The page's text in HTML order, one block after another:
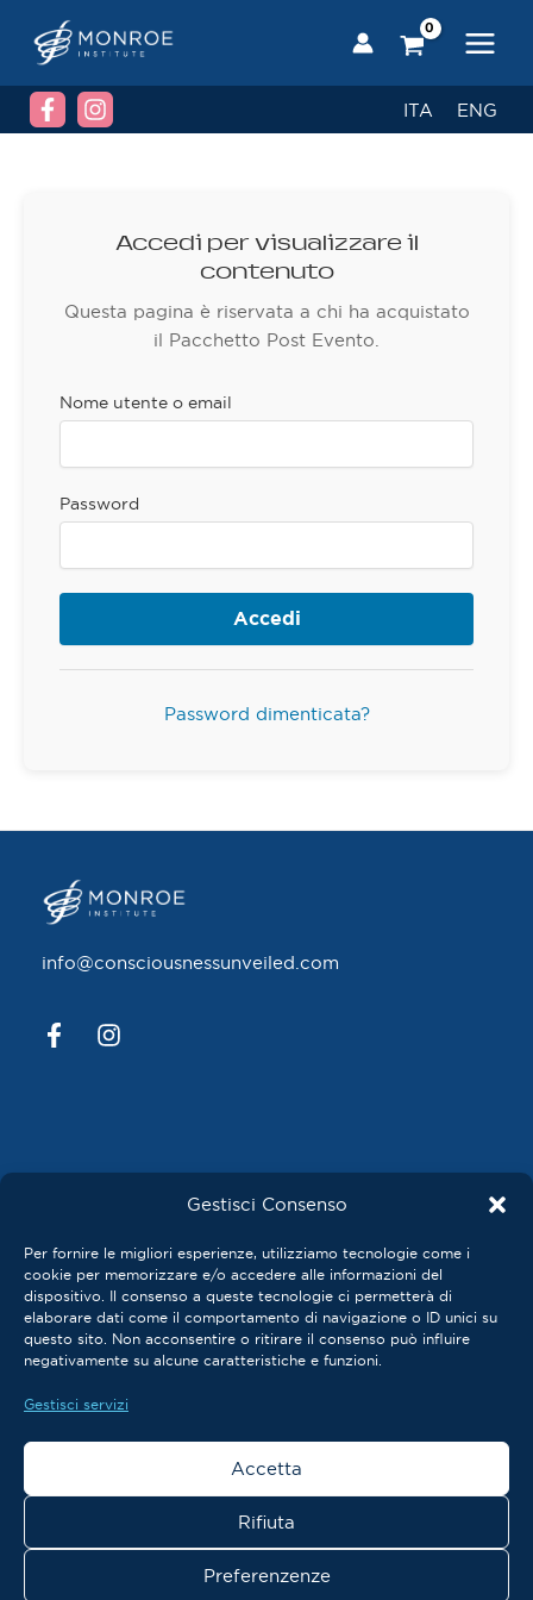
Gestisci Consenso
Per fornire le migliori esperienze, utilizziamo tecnologie come i
cookie per memorizzare e/o accedere alle informazioni del
dispositivo. Il consenso a queste tecnologie ci permetterà di
elaborare dati come il comportamento di navigazione o ID unici su
questo sito. Non acconsentire o ritirare il consenso può influire
negativamente su alcune caratteristiche e funzioni.
Gestisci servizi
Accetta
Rifiuta
Preferenzenze
contenuto
ITA
ENG
Accedi per visualizzare il
contenuto
Questa pagina è riservata a chi ha acquistato
il Pacchetto Post Evento.
Nome utente o email
Password
Accedi
Password dimenticata?
info@consciousnessunveiled.com
Cookie Policy
Termini e Condizioni
Gestisci preferenze sui cookie
Copyright © 2026 The Monroe Institute